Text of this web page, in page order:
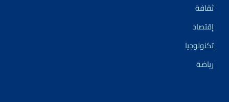
ثقافة
إقتصاد
تكنولوجيا
رياضة